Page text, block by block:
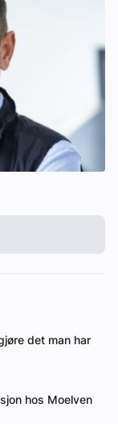
det man har
hos Moelven